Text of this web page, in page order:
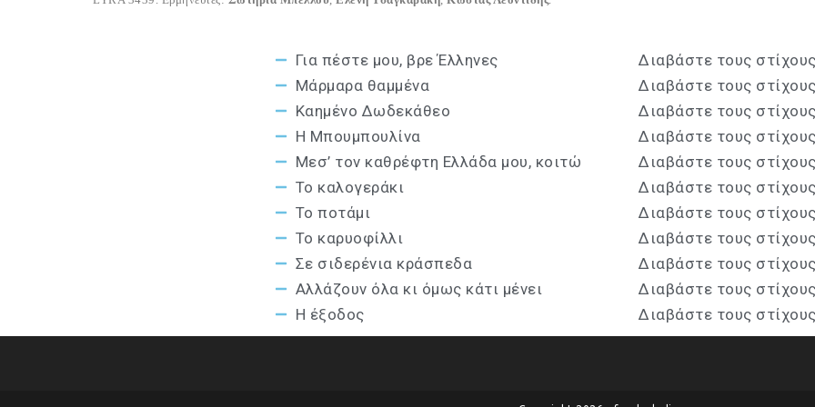
Για πέστε μου, βρε Έλληνες
Μάρμαρα θαμμένα
Καημένο Δωδεκάθεο
Η Μπουμπουλίνα
Μεσ’ τον καθρέφτη Ελλάδα μου, κοιτώ
Το καλογεράκι
Το ποτάμι
Το καρυοφίλλι
Σε σιδερένια κράσπεδα
Αλλάζουν όλα κι όμως κάτι μένει
Η έξοδος
Διαβάστε τους στίχους
Διαβάστε τους στίχους
Διαβάστε τους στίχους
Διαβάστε τους στίχους
Διαβάστε τους στίχους
Διαβάστε τους στίχους
Διαβάστε τους στίχους
Διαβάστε τους στίχους
Διαβάστε τους στίχους
Διαβάστε τους στίχους
Διαβάστε τους στίχους